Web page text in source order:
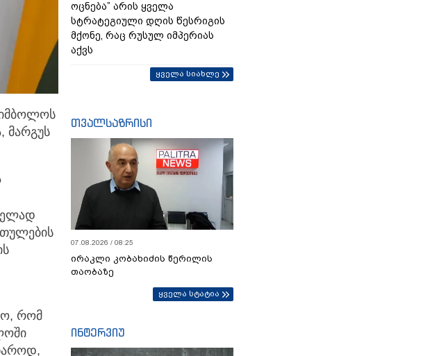
მარგუს
რომ
ოცნება” არის ყველა
სტრატეგიული დღის წესრიგის
მქონე, რაც რუსულ იმპერიას
აქვს
ყველა სიახლე
თვალსაზრისი
07.08.2026 / 08:25
ირაკლი კობახიძის წერილის
თაობაზე
ყველა სტატია
ინტერვიუ